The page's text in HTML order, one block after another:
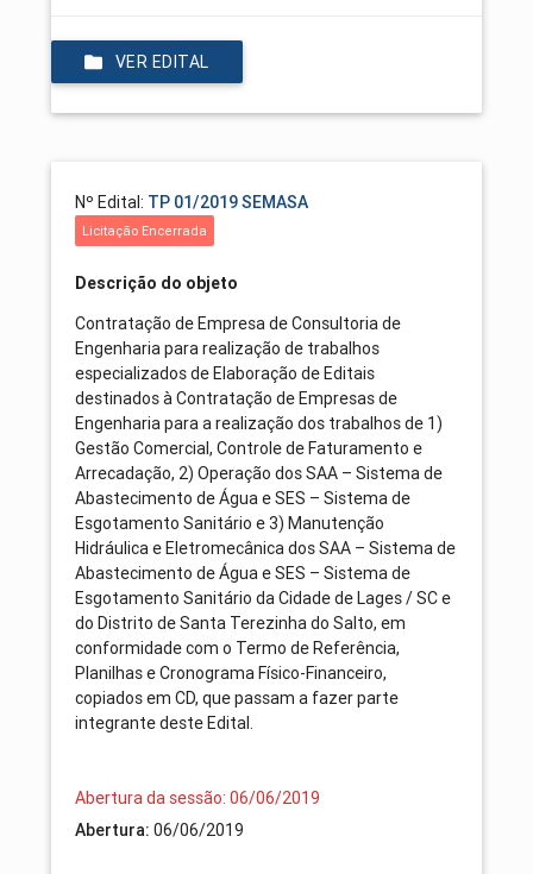
VER EDITAL
Nº Edital: TP 01/2019 SEMASA
Licitação Encerrada
Descrição do objeto
Contratação de Empresa de Consultoria de
Engenharia para realização de trabalhos
especializados de Elaboração de Editais
destinados à Contratação de Empresas de
Engenharia para a realização dos trabalhos de 1)
Gestão Comercial, Controle de Faturamento e
Arrecadação, 2) Operação dos SAA – Sistema de
Abastecimento de Água e SES – Sistema de
Esgotamento Sanitário e 3) Manutenção
Hidráulica e Eletromecânica dos SAA – Sistema de
Abastecimento de Água e SES – Sistema de
Esgotamento Sanitário da Cidade de Lages / SC e
do Distrito de Santa Terezinha do Salto, em
conformidade com o Termo de Referência,
Planilhas e Cronograma Físico-Financeiro,
copiados em CD, que passam a fazer parte
integrante deste Edital.
Abertura da sessão: 06/06/2019
Abertura: 06/06/2019